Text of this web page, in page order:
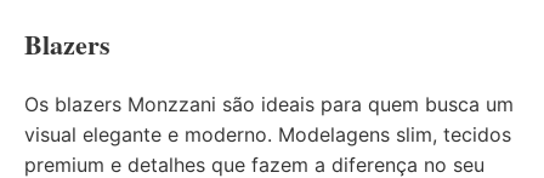
Blazers
Os blazers Monzzani são ideais para quem busca um
visual elegante e moderno. Modelagens slim, tecidos
premium e detalhes que fazem a diferença no seu